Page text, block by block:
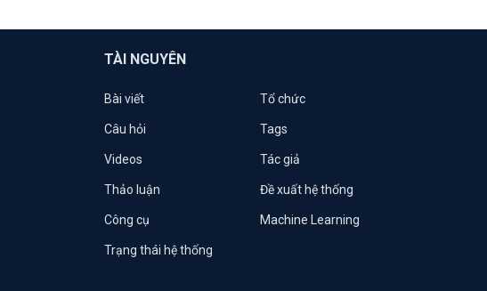
TÀI NGUYÊN
Bài viết Tổ chức
Câu hỏi Tags
Videos Tác giả
Thảo luận Đề xuất hệ thống
Công cụ Machine Learning
Trạng thái hệ thống